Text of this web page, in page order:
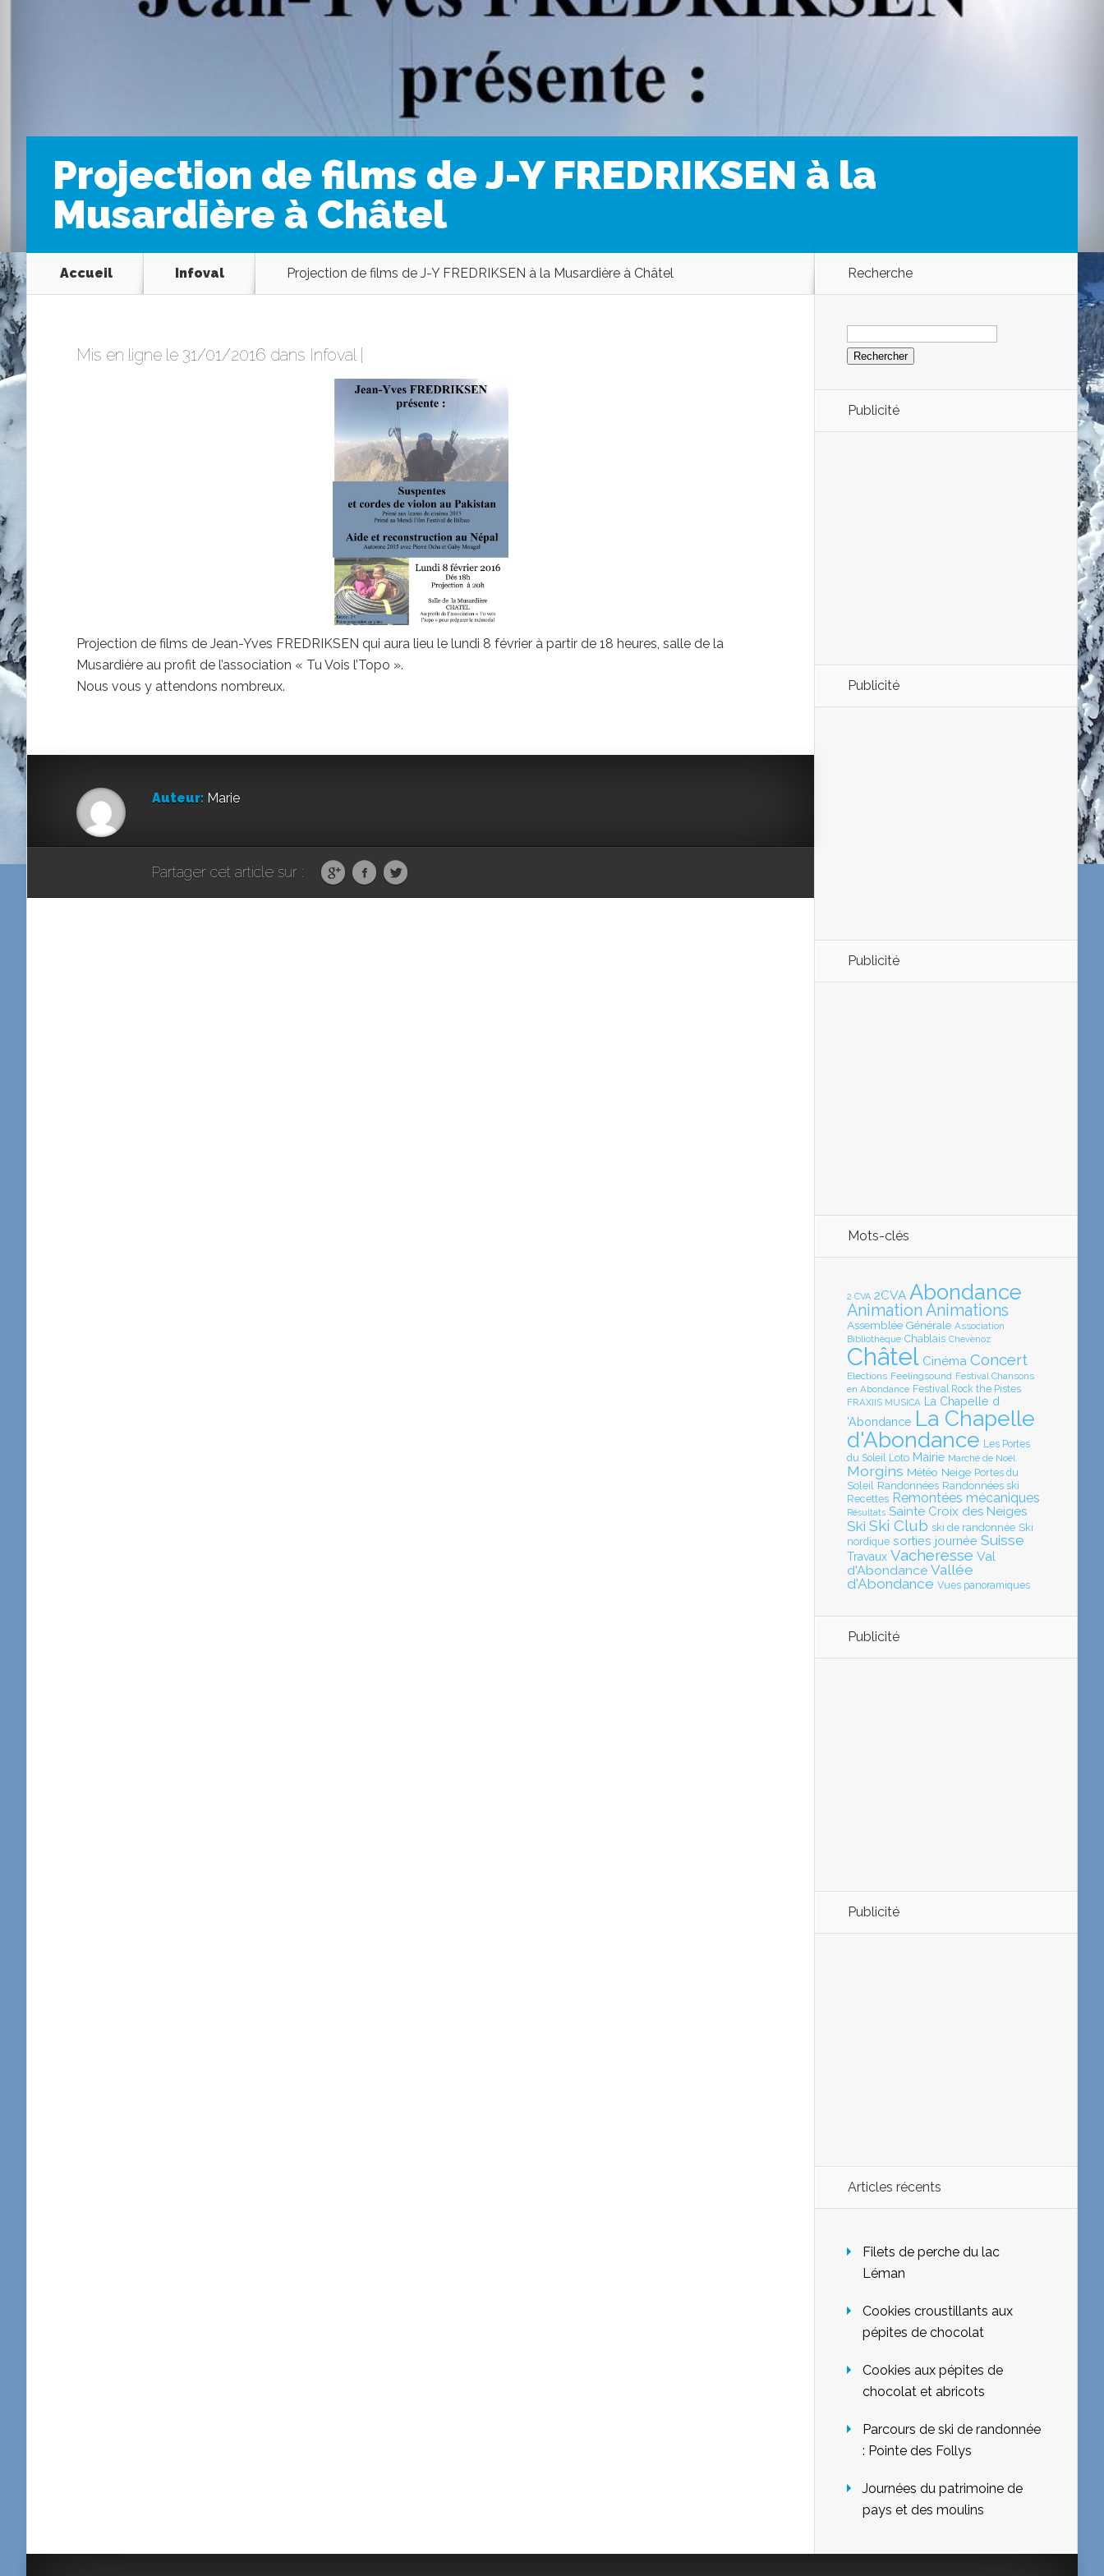
Projection de films de J-Y FREDRIKSEN à la
Musardière à Châtel
Accueil Infoval Projection de films de J-Y FREDRIKSEN à la Musardière à Châtel
Mis en ligne le 31/01/2016 dans Infoval|
Projection de films de Jean-Yves FREDRIKSEN qui aura lieu le lundi 8 février à partir de 18 heures, salle de la
Musardière au profit de l’association « Tu Vois l’Topo ».
Nous vous y attendons nombreux.
Auteur: Marie
Partager cet article sur :
Recherche
Rechercher :
Publicité
Publicité
Publicité
Mots-clés
2 CVA 2CVA Abondance
Animation Animations
Assemblée Générale Association
Bibliothèque Chablais Chevenoz
Châtel Cinéma Concert
Elections Feelingsound Festival Chansons
en Abondance Festival Rock the Pistes
FRAXIIS MUSICA
La Chapelle d
'Abondance La Chapelle
d'Abondance Les Portes
du Soleil Loto Mairie Marché de Noël
Morgins Météo Neige Portes du
Soleil Randonnées Randonnées ski
Recettes Remontées mécaniques
Résultats Sainte Croix des Neiges
Ski Ski Club ski de randonnée Ski
nordique sorties journée Suisse
Travaux Vacheresse Val
d'Abondance Vallée
d'Abondance Vues panoramiques
Publicité
Publicité
Articles récents
Filets de perche du lac
Léman
Cookies croustillants aux
pépites de chocolat
Cookies aux pépites de
chocolat et abricots
Parcours de ski de randonnée
: Pointe des Follys
Journées du patrimoine de
pays et des moulins